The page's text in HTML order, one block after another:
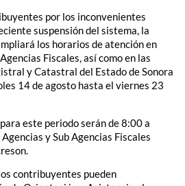
por los inconvenientes
suspensión del sistema, la
los horarios de atención en
Fiscales, así como en las
y Catastral del Estado de Sonora
14 de agosto hasta el viernes 23
este periodo serán de 8:00 a
y Sub Agencias Fiscales
contribuyentes pueden